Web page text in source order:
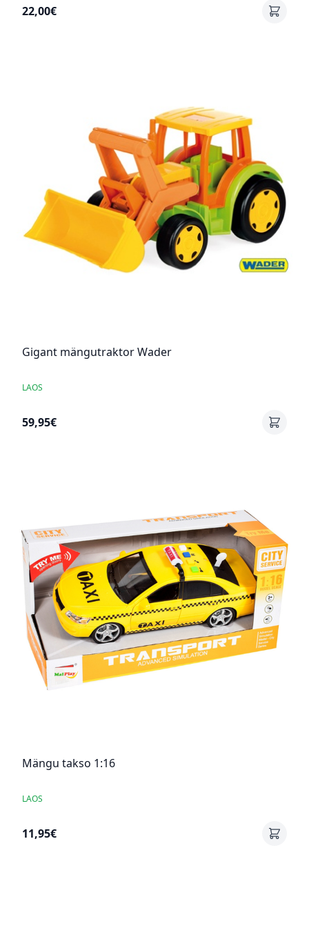
22,00€
Gigant mängutraktor Wader
LAOS
59,95€
Mängu takso 1:16
LAOS
11,95€